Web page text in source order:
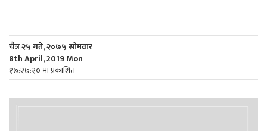
चैत्र २५ गते, २०७५ सोमवार
8th April, 2019 Mon
१७:२७:२० मा प्रकाशित